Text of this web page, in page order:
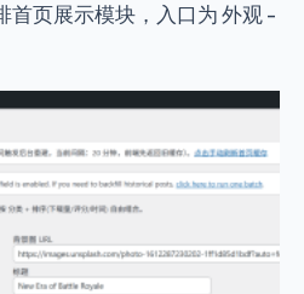
首页展示模块，入口为外观 -